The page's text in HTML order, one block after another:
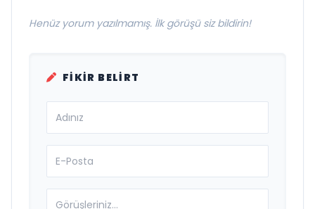
Henüz yorum yazılmamış. İlk görüşü siz bildirin!
FIKIR BELIRT